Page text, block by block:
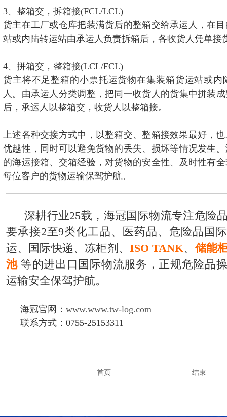
3、整箱交，拆箱接(FCL/LCL)
货主在工厂或仓库把装满货后的整箱交给承运人，在
站或内陆转运站由承运人负责拆箱后，各收货人凭单接
4、拼箱交，整箱接(LCL/FCL)
货主将不足整箱的小票托运货物在集装箱货运站或内
人。由承运人分类调整，把同一收货人的货集中拼装
后，承运人以整箱交，收货人以整箱接。
上述各种交接方式中，以整箱交、整箱接效果最好，
优越性，同时可以避免货物的丢失、损坏等情况发生
的海运接箱、交箱经验，对货物的安全性、及时性有
每位客户的货物运输保驾护航。
深耕行业25载，海冠国际物流专注危险
要承接2至9类化工品、医药品、危险品国
运、国际快递、冻柜剂、ISO TANK、 储能
池等的进出口国际物流服务，正规危险品
运输安全保驾护航。
海冠官网： www.www.tw-log.com
联系方式：0755-25153311
首页 结束